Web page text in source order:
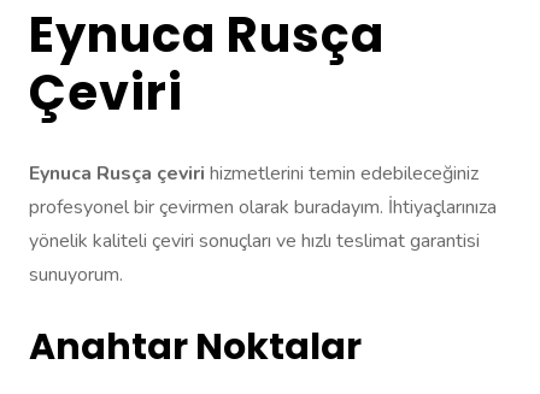
Eynuca Rusça
Çeviri
Eynuca Rusça çeviri hizmetlerini temin edebileceğiniz
profesyonel bir çevirmen olarak buradayım. İhtiyaçlarınıza
yönelik kaliteli çeviri sonuçları ve hızlı teslimat garantisi
sunuyorum.
Anahtar Noktalar